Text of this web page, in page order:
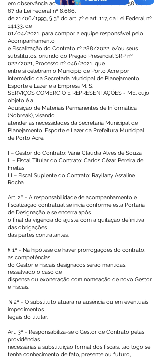
em observância ao disposto no inciso III do art. 58 e art.
67 da Lei Federal nº 8.666,
de 21/06/1993, § 3º do art. 7º e art. 117, da Lei Federal nº
14.133, de
01/04/2021, para compor a equipe responsável pelo
Acompanhamento
e Fiscalização do Contrato nº 288/2022, e/ou seus
substitutos, oriundo do Pregão Presencial SRP nº
022/2021, Processo nº 046/2021, que
entre si celebram o Município de Porto Acre por
intermédio da Secretaria Municipal de Planejamento,
Esporte e Lazer e a Empresa M. S.
SERVIÇOS COMERCIO E REPRESENTAÇÕES - ME, cujo
objeto é a
Aquisição de Materiais Permanentes de Informática
(Nobreak), visando
atender as necessidades da Secretaria Municipal de
Planejamento, Esporte e Lazer da Prefeitura Municipal
de Porto Acre.
I – Gestor do Contrato: Vânia Claudia Alves de Souza
II – Fiscal Titular do Contrato: Carlos Cézar Pereira de
Freitas
III – Fiscal Suplente do Contrato: Rayllany Assaline
Rocha
Art. 2º - A responsabilidade de acompanhamento e
fiscalização contratual se inicia conforme esta Portaria
de Designação e se encerra após
o final da vigência do ajuste, com a quitação definitiva
das obrigações
das partes contratantes.
§ 1º - Na hipótese de haver prorrogações do contrato,
as competências
do Gestor e Fiscais designados serão mantidas,
ressalvado o caso de
dispensa ou exoneração com nomeação de novo Gestor
e Fiscais.
§ 2º - O substituto atuará na ausência ou em eventuais
impedimentos
legais do titular.
Art. 3º - Responsabiliza-se o Gestor de Contrato pelas
providências
necessárias à substituição formal dos fiscais, tão logo se
tenha conhecimento de fato, presente ou futuro,